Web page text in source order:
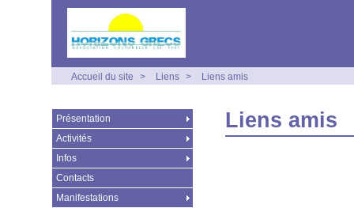
Accueil du site > Liens > Liens amis
Liens amis
Présentation
Activités
Infos
Contacts
Manifestations